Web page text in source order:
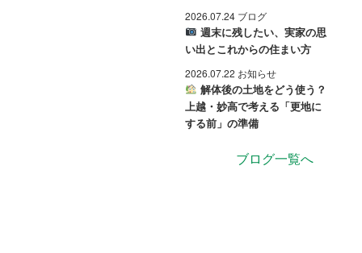
2026.07.24 ブログ
週末に残したい、実家の思
い出とこれからの住まい方
2026.07.22 お知らせ
解体後の土地をどう使う？
上越・妙高で考える「更地に
する前」の準備
ブログ一覧へ